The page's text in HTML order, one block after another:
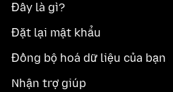
Đây là gì?
Đặt lại mật khẩu
Đồng bộ hoá dữ liệu của bạn
Nhận trợ giúp